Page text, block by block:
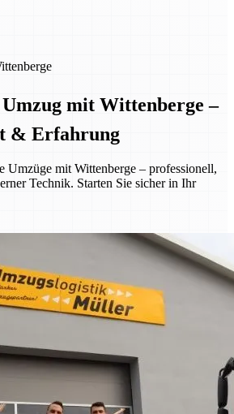
mit Wittenberge –
& Erfahrung
Umzüge mit Wittenberge – professionell,
Technik. Starten Sie sicher in Ihr